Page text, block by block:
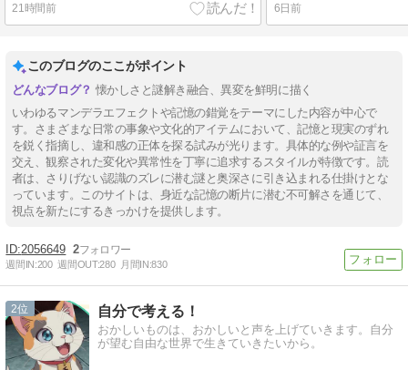
21時間前 6日前
このブログのここがポイント
懐かしさと謎解き融合、異変を鮮明に描く
いわゆるマンデラエフェクトや記憶の錯覚をテーマにした内容が中心で
す。さまざまな日常の事象や文化的アイテムにおいて、記憶と現実のずれ
を鋭く指摘し、違和感の正体を探る試みが光ります。具体的な例や証言を
交え、観察された変化や異常性を丁寧に追求するスタイルが特徴です。読
者は、さりげない認識のズレに潜む謎と奥深さに引き込まれる仕掛けとな
っています。このサイトは、身近な記憶の断片に潜む不可解さを通じて、
視点を新たにするきっかけを提供します。
2056649 2
週間IN:200 週間OUT:280 月間IN:830
2 自分で考える！
おかしいものは、おかしいと声を上げていきます。自分
が望む自由な世界で生きていきたいから。